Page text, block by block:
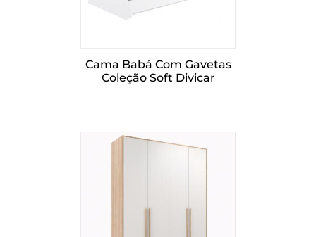
Cama Babá Com Gavetas
Coleção Soft Divicar